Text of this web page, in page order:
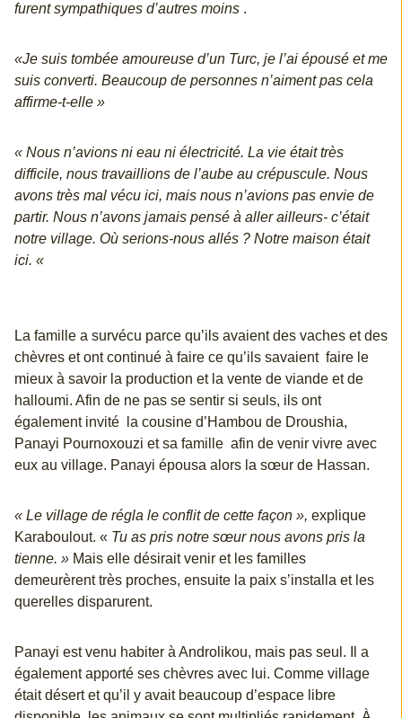
furent sympathiques d’autres moins.
«Je suis tombée amoureuse d’un Turc, je l’ai épousé et me
suis converti. Beaucoup de personnes n’aiment pas cela
affirme-t-elle »
« Nous n’avions ni eau ni électricité. La vie était très
difficile, nous travaillions de l’aube au crépuscule. Nous
avons très mal vécu ici, mais nous n’avions pas envie de
partir. Nous n’avons jamais pensé à aller ailleurs- c’était
notre village. Où serions-nous allés ? Notre maison était
ici. «
La famille a survécu parce qu’ils avaient des vaches et des
chèvres et ont continué à faire ce qu’ils savaient faire le
mieux à savoir la production et la vente de viande et de
halloumi. Afin de ne pas se sentir si seuls, ils ont
également invité la cousine d’Hambou de Droushia,
Panayi Pournoxouzi et sa famille afin de venir vivre avec
eux au village. Panayi épousa alors la sœur de Hassan.
« Le village de régla le conflit de cette façon », explique
Karaboulout. « Tu as pris notre sœur nous avons pris la
tienne. »Mais elle désirait venir et les familles
demeurèrent très proches, ensuite la paix s’installa et les
querelles disparurent.
Panayi est venu habiter à Androlikou, mais pas seul. Il a
également apporté ses chèvres avec lui. Comme village
était désert et qu’il y avait beaucoup d’espace libre